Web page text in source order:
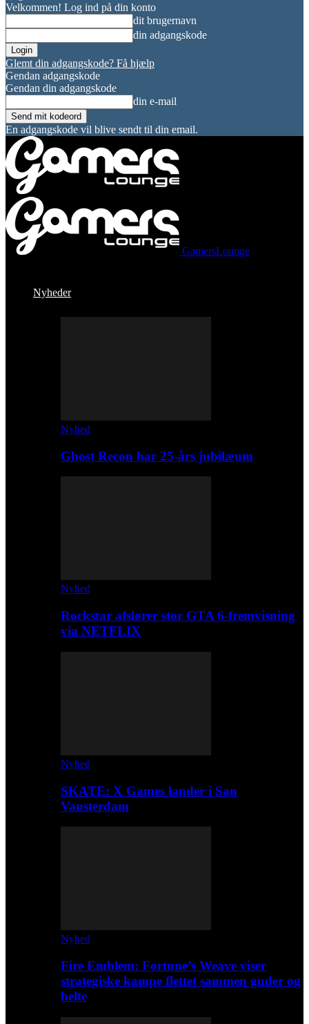
Velkommen! Log ind på din konto
dit brugernavn
din adgangskode
Glemt din adgangskode? Få hjælp
Gendan adgangskode
Gendan din adgangskode
din e-mail
En adgangskode vil blive sendt til din email.
GamersLounge
Nyheder
Nyhed
Ghost Recon har 25-års jubilæum
Nyhed
Rockstar afslører stor GTA 6-fremvisning
via NETFLIX
Nyhed
SKATE: X Games lander i San
Vansterdam
Nyhed
Fire Emblem: Fortune’s Weave viser
strategiske kampe flettet sammen guder og
helte